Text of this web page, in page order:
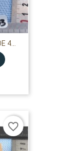
4...
favorite_border